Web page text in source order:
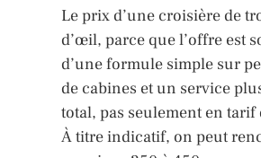
Le prix d’une croisière de
d’œil, parce que l’offre est
d’une formule simple sur
de cabines et un service
total, pas seulement en tarif
À titre indicatif, on peut